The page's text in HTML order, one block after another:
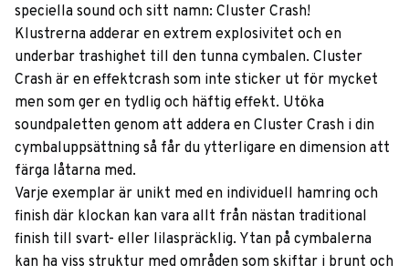
speciella sound och sitt namn: Cluster Crash!
Klustrerna adderar en extrem explosivitet och en
underbar trashighet till den tunna cymbalen. Cluster
Crash är en effektcrash som inte sticker ut för mycket
men som ger en tydlig och häftig effekt. Utöka
soundpaletten genom att addera en Cluster Crash i din
cymbaluppsättning så får du ytterligare en dimension att
färga låtarna med.
Varje exemplar är unikt med en individuell hamring och
finish där klockan kan vara allt från nästan traditional
finish till svart- eller lilaspräcklig. Ytan på cymbalerna
kan ha viss struktur med områden som skiftar i brunt och